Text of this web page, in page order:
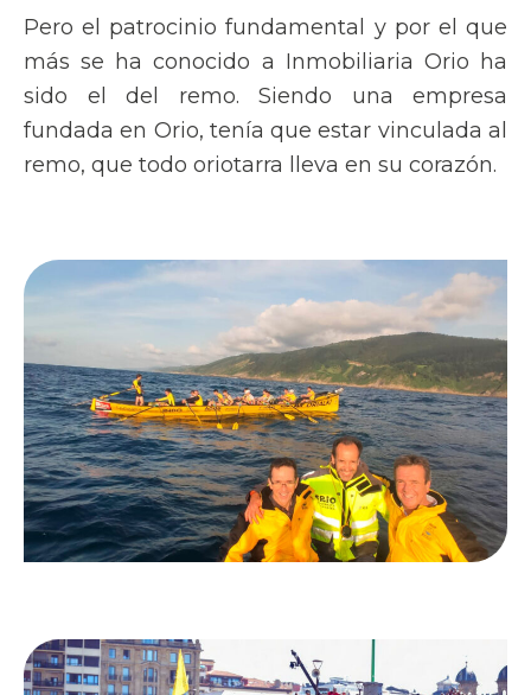
Pero el patrocinio fundamental y por el que
más se ha conocido a Inmobiliaria Orio ha
sido el del remo. Siendo una empresa
fundada en Orio, tenía que estar vinculada al
remo, que todo oriotarra lleva en su corazón.